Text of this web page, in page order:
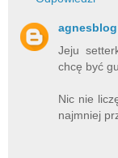
agnesblog
Jeju
chcę być
Nic nie
najmniej